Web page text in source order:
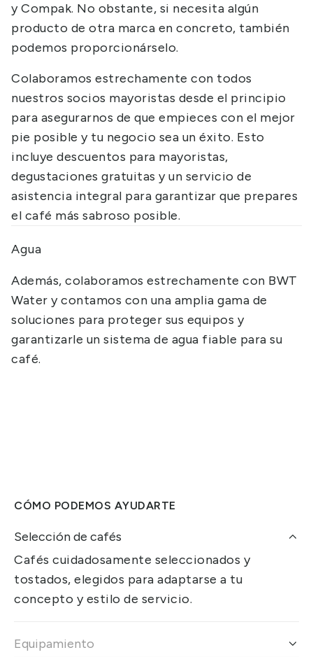
y Compak. No obstante, si necesita algún
producto de otra marca en concreto, también
podemos proporcionárselo.
Colaboramos estrechamente con todos
nuestros socios mayoristas desde el principio
para asegurarnos de que empieces con el mejor
pie posible y tu negocio sea un éxito. Esto
incluye descuentos para mayoristas,
degustaciones gratuitas y un servicio de
asistencia integral para garantizar que prepares
el café más sabroso posible.
Agua
Además, colaboramos estrechamente con BWT
Water y contamos con una amplia gama de
soluciones para proteger sus equipos y
garantizarle un sistema de agua fiable para su
café.
CÓMO PODEMOS AYUDARTE
Selección de cafés
Cafés cuidadosamente seleccionados y
tostados, elegidos para adaptarse a tu
concepto y estilo de servicio.
Equipamiento